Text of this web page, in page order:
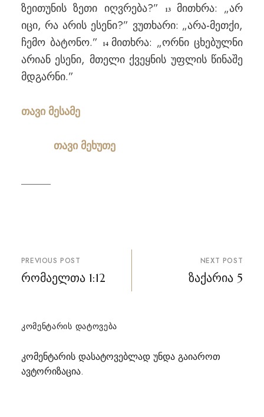
ზეითუნის ზეთი იღვრება?”
13 მითხრა: „არ
იცი, რა არის ესენი?” ვუთხარი: „არა-მეთქი,
ჩემო ბატონო.”
14 მითხრა: „ორნი ცხებულნი
არიან ესენი, მთელი ქვეყნის უფლის წინაშე
მდგარნი.”
თავი მესამე
თავი მეხუთე
პოსტის
ნავიგაცია
PREVIOUS POST
რომაელთა 1:12
NEXT POST
ზაქარია 5
ᲙᲝᲛᲔᲜᲢᲐᲠᲘᲡ ᲓᲐᲢᲝᲕᲔᲑᲐ
კომენტარის დასატოვებლად უნდა გაიაროთ
ავტორიზაცია.